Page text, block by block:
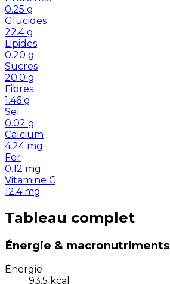
0.25 g
Glucides
22.4 g
Lipides
0.20 g
Sucres
20.0 g
Fibres
1.46 g
Sel
0.02 g
Calcium
4.24 mg
Fer
0.12 mg
Vitamine C
12.4 mg
Tableau complet
Énergie & macronutriments
Énergie
93.5 kcal